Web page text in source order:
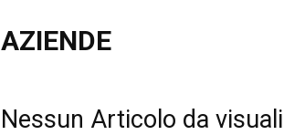
AZIENDE
Nessun Articolo da